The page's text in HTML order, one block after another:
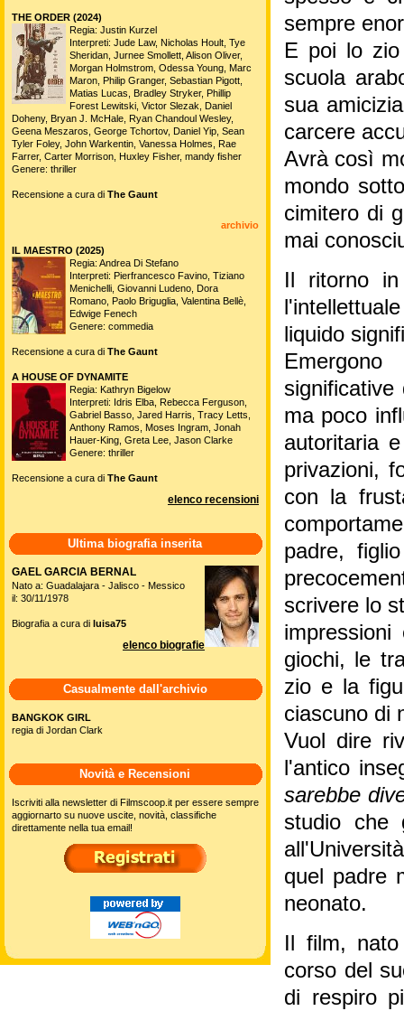
sempre
E poi lo
scuola
sua
carcere
Avrà così
mondo
cimitero di
mai
Il ritorno
liquido
ma poco
autoritaria
privazioni,
con la
padre,
scrivere lo
giochi, le
zio e la
ciascuno di
Vuol dire
l'antico
sarebbe
studio che
quel padre
neonato.
Il film,
corso del
di respiro
THE ORDER (2024)
Regia: Justin Kurzel
Interpreti: Jude Law, Nicholas Hoult, Tye
Sheridan, Jurnee Smollett, Alison Oliver,
Morgan Holmstrom, Odessa Young, Marc
Maron, Philip Granger, Sebastian Pigott,
Matias Lucas, Bradley Stryker, Phillip
Forest Lewitski, Victor Slezak, Daniel
Doheny, Bryan J. McHale, Ryan Chandoul Wesley,
Geena Meszaros, George Tchortov, Daniel Yip, Sean
Tyler Foley, John Warkentin, Vanessa Holmes, Rae
Farrer, Carter Morrison, Huxley Fisher, mandy fisher
Genere: thriller
Recensione a cura di The Gaunt
archivio
IL MAESTRO (2025)
Regia: Andrea Di Stefano
Interpreti: Pierfrancesco Favino, Tiziano
Menichelli, Giovanni Ludeno, Dora
Romano, Paolo Briguglia, Valentina Bellè,
Edwige Fenech
Genere: commedia
Recensione a cura di The Gaunt
A HOUSE OF DYNAMITE
Regia: Kathryn Bigelow
Interpreti: Idris Elba, Rebecca Ferguson,
Gabriel Basso, Jared Harris, Tracy Letts,
Anthony Ramos, Moses Ingram, Jonah
Hauer-King, Greta Lee, Jason Clarke
Genere: thriller
Recensione a cura di The Gaunt
elenco recensioni
Ultima biografia inserita
GAEL GARCIA BERNAL
Nato a: Guadalajara - Jalisco - Messico
il: 30/11/1978
Biografia a cura di luisa75
elenco biografie
Casualmente dall'archivio
BANGKOK GIRL
regia di Jordan Clark
Novità e Recensioni
Iscriviti alla newsletter di Filmscoop.it per essere sempre
aggiornarto su nuove uscite, novità, classifiche
direttamente nella tua email!